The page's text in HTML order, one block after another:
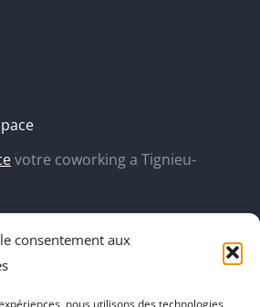
consentement aux
nous utilisons des technologies
votre coworking a Tignieu-
Akinai